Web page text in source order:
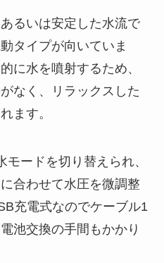
るいは安定した水流で
タイプが向いていま
に水を噴射するため、
なく、リラックスした
ます。
ードを切り替えられ、
合わせて水圧を微調整
充電式なのでケーブル1
池交換の手間もかかり